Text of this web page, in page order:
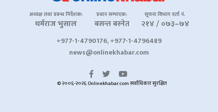
अध्यक्ष तथा प्रबन्ध निर्देशक:
धर्मराज भुसाल
प्रधान सम्पादक:
बसन्त बस्नेत
सूचना विभाग दर्ता नं.
२१४ / ०७३–७४
+977-1-4790176, +977-1-4796489
news@onlinekhabar.com
© २००६-२०२६ Onlinekhabar.com सर्वाधिकार सुरक्षित